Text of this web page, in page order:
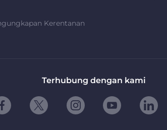
Kerentanan
Terhubung dengan kami